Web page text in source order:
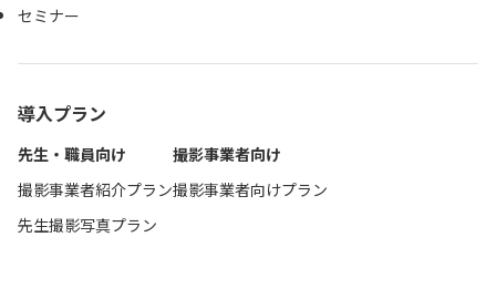
セミナー
導入プラン
先生・職員向け
撮影事業者紹介プラン
先生撮影写真プラン
撮影事業者向け
撮影事業者向けプラン